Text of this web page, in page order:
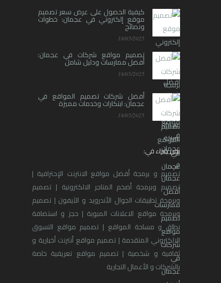
كيفية الحصول على عرض سعر تصميم
موقع إلكتروني في عجمان: خطوات
ونصائح
18/05/2025
تصميم مواقع شركات في عجمان:
أفضل ممارسات ودليل شامل
18/05/2025
أفضل شركات تصميم المواقع في
عجمان: ابتكارات وخدمات مميزة
18/05/2025
نحن خبراء في:
تصميم و برمجة أفضل مواقع الانترنت الإحترافية |
تصميم وبرمجة أضخم المتاجر الالكترونية | تصميم
وبرمجة تطبيقات الجوال الأندرويد و الآيفون | تصميم
وبرمجة مواقع الاعلانات المبوبة | حجز و استضافة
نطاق و مساحة المواقع | تصميم مواقع التسوق
الالكتروني المتقدمة | تصميم مواقع أنترنت أخبارية و
ثقافية و شخصية | تصميم مواقع تعريفية خاصة
بالشركات و الأعمال التجارية